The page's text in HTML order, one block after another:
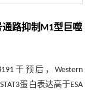
通路抑制M1型巨噬
干预后，Western
蛋白表达高于ESA